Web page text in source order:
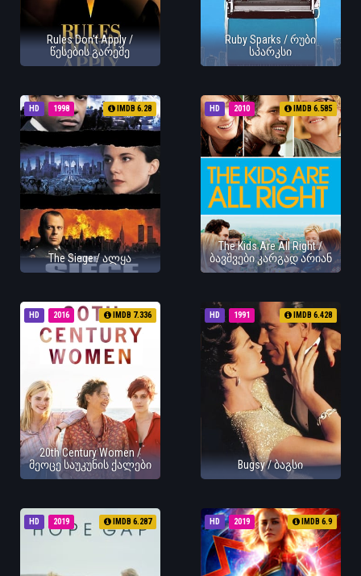
Rules Don't Apply /
წესების გარეშე
Ruby Sparks / რუბი
სპარკსი
HD 1998 IMDB 6.28
The Siege / ალყა
HD 2010 IMDB 6.585
The Kids Are All Right /
ბავშვები კარგად არიან
HD 2016 IMDB 7.336
20th Century Women /
მეოცე საუკუნის ქალები
HD 1991 IMDB 6.428
Bugsy / ბაგსი
HD 2019 IMDB 6.287 HD 2019 IMDB 6.9